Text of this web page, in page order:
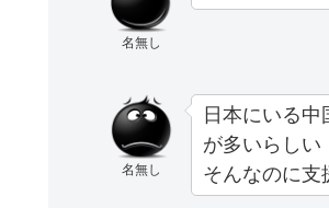
名無し
名無し
日本にいる
が多いらしい
そんなのに支